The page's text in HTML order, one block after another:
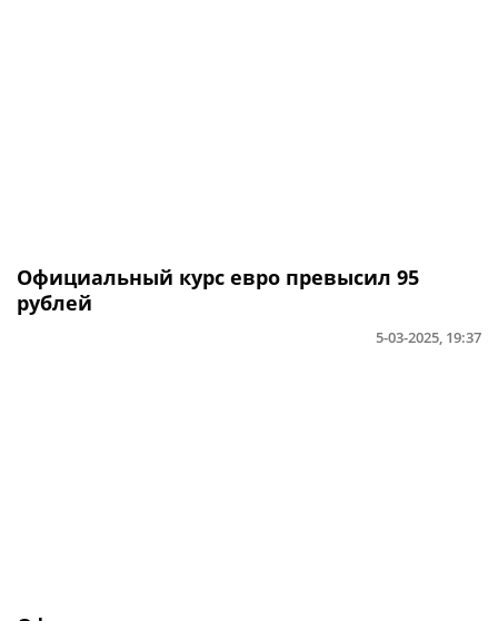
Официальный курс евро превысил 95
рублей
5-03-2025, 19:37